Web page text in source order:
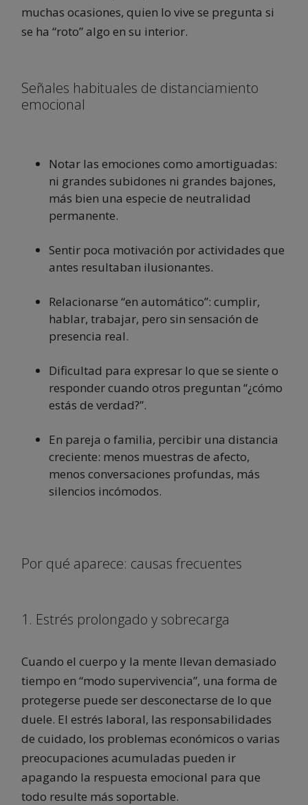
muchas ocasiones, quien lo vive se pregunta si
se ha “roto” algo en su interior.
Señales habituales de distanciamiento
emocional
Notar las emociones como amortiguadas:
ni grandes subidones ni grandes bajones,
más bien una especie de neutralidad
permanente.
Sentir poca motivación por actividades que
antes resultaban ilusionantes.
Relacionarse “en automático”: cumplir,
hablar, trabajar, pero sin sensación de
presencia real.
Dificultad para expresar lo que se siente o
responder cuando otros preguntan “¿cómo
estás de verdad?”.
En pareja o familia, percibir una distancia
creciente: menos muestras de afecto,
menos conversaciones profundas, más
silencios incómodos.
Por qué aparece: causas frecuentes
1. Estrés prolongado y sobrecarga
Cuando el cuerpo y la mente llevan demasiado
tiempo en “modo supervivencia”, una forma de
protegerse puede ser desconectarse de lo que
duele. El estrés laboral, las responsabilidades
de cuidado, los problemas económicos o varias
preocupaciones acumuladas pueden ir
apagando la respuesta emocional para que
todo resulte más soportable.